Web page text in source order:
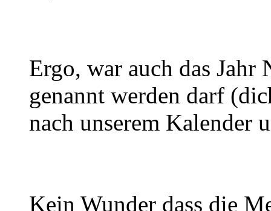
Ergo, war auch das
genannt werden darf
nach unserem Kalender
Kein Wunder dass die